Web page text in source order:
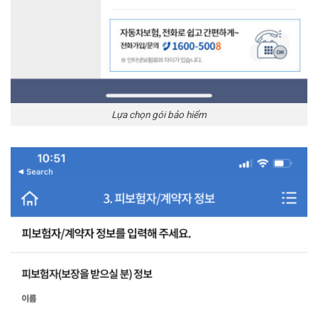
Lựa chọn gói bảo hiểm